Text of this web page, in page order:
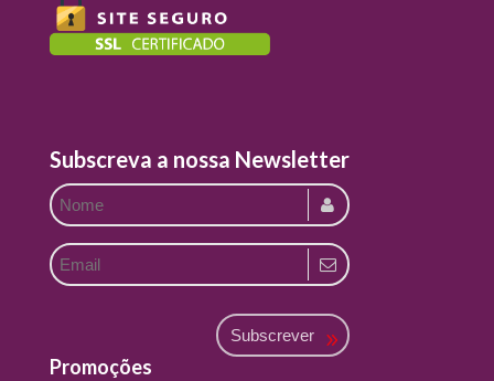
Subscreva a nossa Newsletter
Subscrever
Promoções